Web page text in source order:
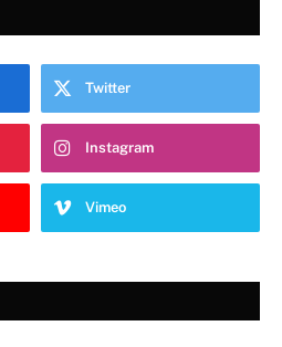
Twitter
Instagram
Vimeo